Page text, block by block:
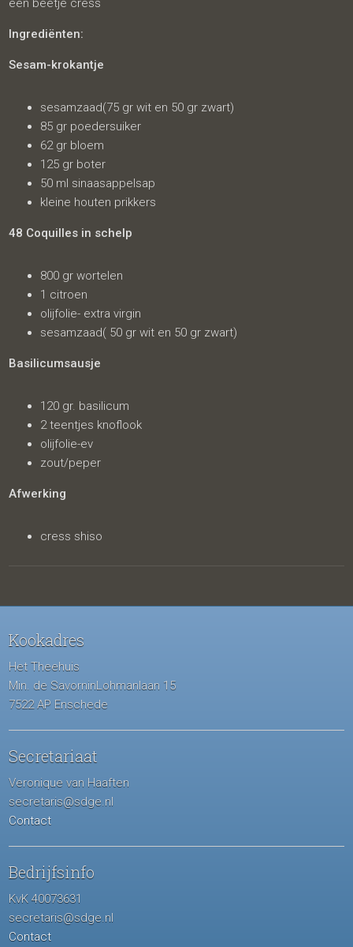
een beetje cress
Ingrediënten:
Sesam-krokantje
sesamzaad(75 gr wit en 50 gr zwart)
85 gr poedersuiker
62 gr bloem
125 gr boter
50 ml sinaasappelsap
kleine houten prikkers
48 Coquilles in schelp
800 gr wortelen
1 citroen
olijfolie- extra virgin
sesamzaad( 50 gr wit en 50 gr zwart)
Basilicumsausje
120 gr. basilicum
2 teentjes knoflook
olijfolie-ev
zout/peper
Afwerking
cress shiso
Kookadres
Het Theehuis
Min. de SavorninLohmanlaan 15
7522 AP Enschede
Secretariaat
Veronique van Haaften
secretaris@sdge.nl
Contact
Bedrijfsinfo
KvK 40073631
secretaris@sdge.nl
Contact